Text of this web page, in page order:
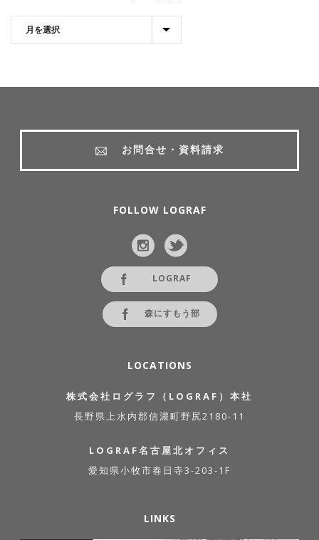
お問合せ・資料請求
FOLLOW LOGRAF
LOGRAF
森にすもう部
LOCATIONS
株式会社ログラフ（LOGRAF）本社
長野県上水内郡信濃町野尻2180-11
LOGRAF名古屋北オフィス
愛知県小牧市春日寺3-203-1F
LINKS